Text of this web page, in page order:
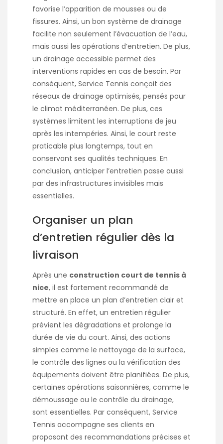
favorise l’apparition de mousses ou de
fissures. Ainsi, un bon système de drainage
facilite non seulement l’évacuation de l’eau,
mais aussi les opérations d’entretien. De plus,
un drainage accessible permet des
interventions rapides en cas de besoin. Par
conséquent, Service Tennis conçoit des
réseaux de drainage optimisés, pensés pour
le climat méditerranéen. De plus, ces
systèmes limitent les interruptions de jeu
après les intempéries. Ainsi, le court reste
praticable plus longtemps, tout en
conservant ses qualités techniques. En
conclusion, anticiper l’entretien passe aussi
par des infrastructures invisibles mais
essentielles.
Organiser un plan
d’entretien régulier dès la
livraison
Après une construction court de tennis à
nice, il est fortement recommandé de
mettre en place un plan d’entretien clair et
structuré. En effet, un entretien régulier
prévient les dégradations et prolonge la
durée de vie du court. Ainsi, des actions
simples comme le nettoyage de la surface,
le contrôle des lignes ou la vérification des
équipements doivent être planifiées. De plus,
certaines opérations saisonnières, comme le
démoussage ou le contrôle du drainage,
sont essentielles. Par conséquent, Service
Tennis accompagne ses clients en
proposant des recommandations précises et